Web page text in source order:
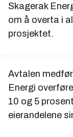
Skagerak
om å overta i
prosjektet.
Avtalen
Energi
10 og 5
eierandelene